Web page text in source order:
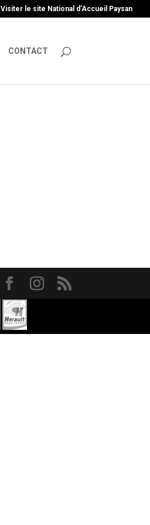
Visiter le site National d’Accueil Paysan
CONTACT